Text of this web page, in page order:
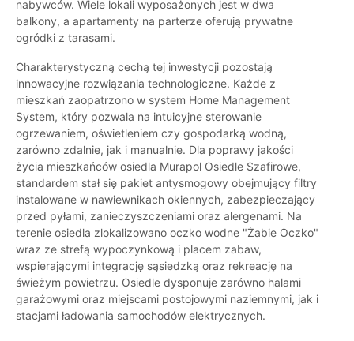
nabywców. Wiele lokali wyposażonych jest w dwa
balkony, a apartamenty na parterze oferują prywatne
ogródki z tarasami.
Charakterystyczną cechą tej inwestycji pozostają
innowacyjne rozwiązania technologiczne. Każde z
mieszkań zaopatrzono w system Home Management
System, który pozwala na intuicyjne sterowanie
ogrzewaniem, oświetleniem czy gospodarką wodną,
zarówno zdalnie, jak i manualnie. Dla poprawy jakości
życia mieszkańców osiedla Murapol Osiedle Szafirowe,
standardem stał się pakiet antysmogowy obejmujący filtry
instalowane w nawiewnikach okiennych, zabezpieczający
przed pyłami, zanieczyszczeniami oraz alergenami. Na
terenie osiedla zlokalizowano oczko wodne "Żabie Oczko"
wraz ze strefą wypoczynkową i placem zabaw,
wspierającymi integrację sąsiedzką oraz rekreację na
świeżym powietrzu. Osiedle dysponuje zarówno halami
garażowymi oraz miejscami postojowymi naziemnymi, jak i
stacjami ładowania samochodów elektrycznych.